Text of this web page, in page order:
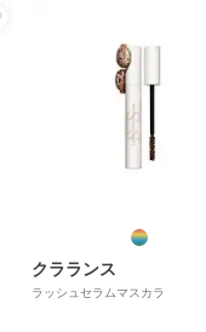
クラランス
ラッシュセラムマスカラ